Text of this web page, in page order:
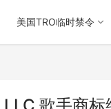
美国TRO临时禁令